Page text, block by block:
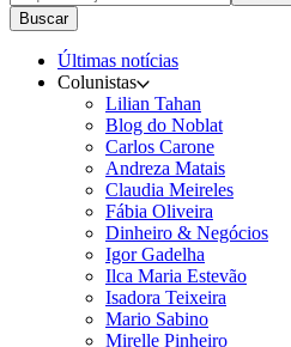
Buscar
Últimas notícias
Colunistas
Lilian Tahan
Blog do Noblat
Carlos Carone
Andreza Matais
Claudia Meireles
Fábia Oliveira
Dinheiro & Negócios
Igor Gadelha
Ilca Maria Estevão
Isadora Teixeira
Mario Sabino
Mirelle Pinheiro